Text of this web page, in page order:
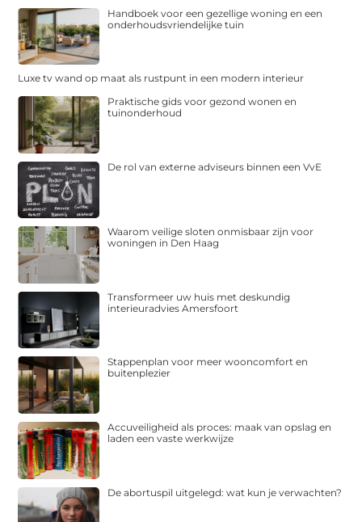
Handboek voor een gezellige woning en een
onderhoudsvriendelijke tuin
Luxe tv wand op maat als rustpunt in een modern interieur
Praktische gids voor gezond wonen en
tuinonderhoud
De rol van externe adviseurs binnen een VvE
Waarom veilige sloten onmisbaar zijn voor
woningen in Den Haag
Transformeer uw huis met deskundig
interieuradvies Amersfoort
Stappenplan voor meer wooncomfort en
buitenplezier
Accuveiligheid als proces: maak van opslag en
laden een vaste werkwijze
De abortuspil uitgelegd: wat kun je verwachten?